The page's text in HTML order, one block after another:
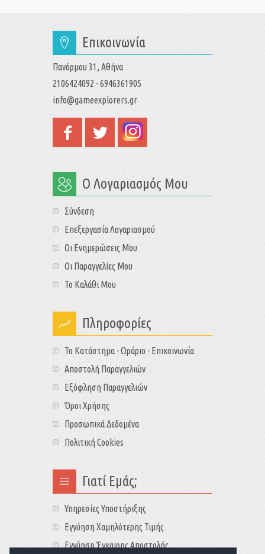
Επικοινωνία
Πανόρμου 31, Αθήνα
2106424092 - 6946361905
info@gameexplorers.gr
Ο Λογαριασμός Μου
Σύνδεση
Επεξεργασία Λογαριασμού
Οι Ενημερώσεις Μου
Οι Παραγγελίες Μου
Το Καλάθι Μου
Πληροφορίες
Το Κατάστημα - Ωράριο - Επικοινωνία
Αποστολή Παραγγελιών
Εξόφληση Παραγγελιών
Όροι Χρήσης
Προσωπικά Δεδομένα
Πολιτική Cookies
Γιατί Εμάς;
Υπηρεσίες Υποστήριξης
Εγγύηση Χαμηλότερης Τιμής
Εγγύηση Έγκαιρης Αποστολής